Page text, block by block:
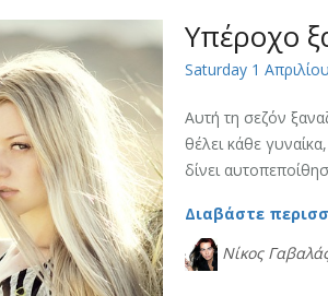
Υπέροχο
Saturday 1
Αυτή τη σεζόν
θέλει κάθε
δίνει
Διαβάστε
Νίκος